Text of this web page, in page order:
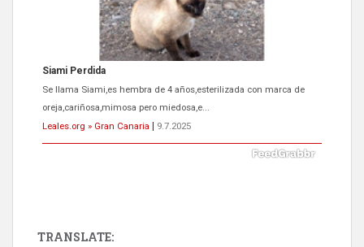
Siami Perdida
Se llama Siami,es hembra de 4 años,esterilizada con marca de
oreja,cariñosa,mimosa pero miedosa,e...
Leales.org » Gran Canaria
9.7.2025
TRANSLATE: